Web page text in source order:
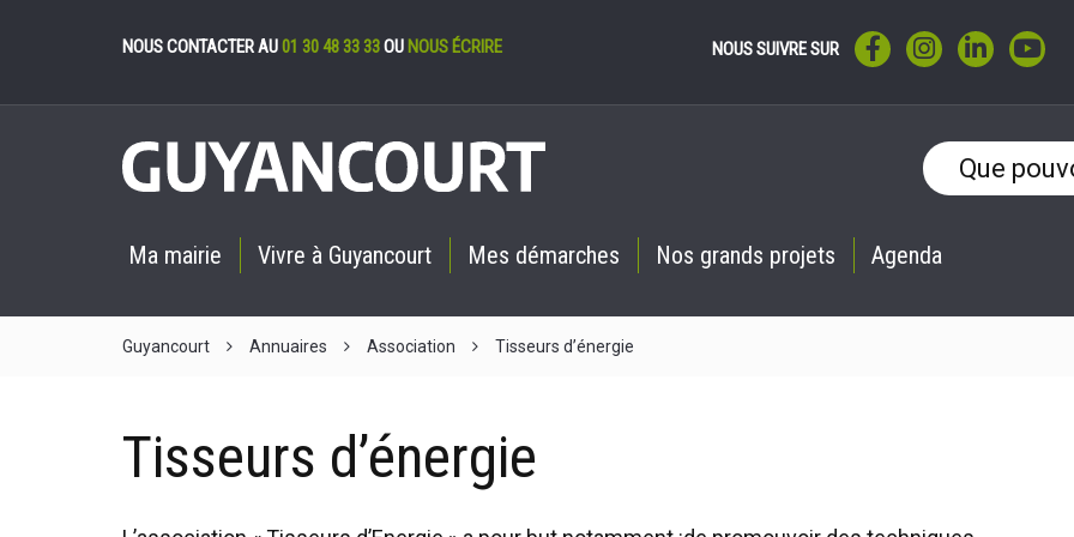
NOUS CONTACTER AU01 30 48 33 33OU NOUS ÉCRIRE NOUS SUIVRE SUR LIEN VERS LE COMPTE
LIEN VERS LE
LIEN VERS
Ma mairie Vivre à Guyancourt Mes démarches Nos grands projets Agenda
Guyancourt Annuaires Association Tisseurs d’énergie
Tisseurs d’énergie